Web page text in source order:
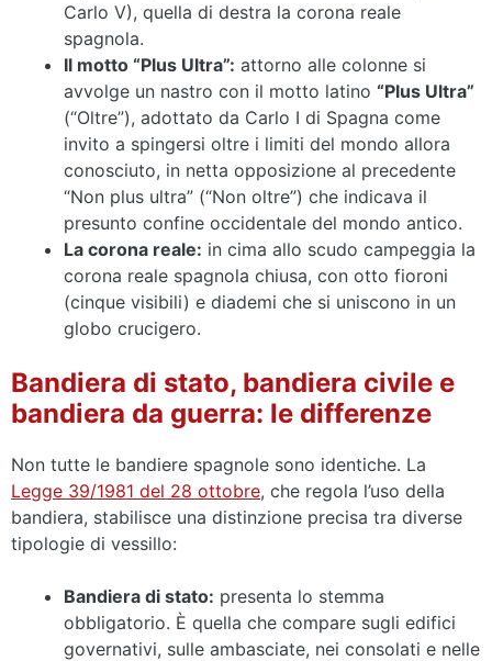
Carlo V), quella di destra la corona reale
spagnola.
Il motto “Plus Ultra”: attorno alle colonne si
avvolge un nastro con il motto latino “Plus Ultra”
(“Oltre”), adottato da Carlo I di Spagna come
invito a spingersi oltre i limiti del mondo allora
conosciuto, in netta opposizione al precedente
“Non plus ultra” (“Non oltre”) che indicava il
presunto confine occidentale del mondo antico.
La corona reale: in cima allo scudo campeggia la
corona reale spagnola chiusa, con otto fioroni
(cinque visibili) e diademi che si uniscono in un
globo crucigero.
Bandiera di stato, bandiera civile e
bandiera da guerra: le differenze
Non tutte le bandiere spagnole sono identiche. La
Legge 39/1981 del 28 ottobre, che regola l’uso della
bandiera, stabilisce una distinzione precisa tra diverse
tipologie di vessillo:
Bandiera di stato: presenta lo stemma
obbligatorio. È quella che compare sugli edifici
governativi, sulle ambasciate, nei consolati e nelle